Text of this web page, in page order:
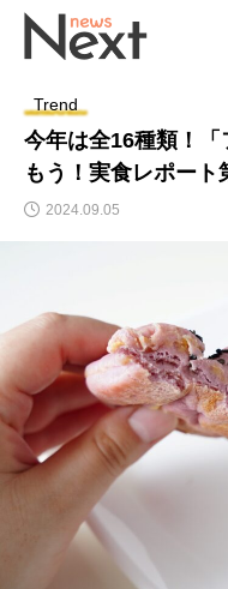
Trend
今年は全16種類！
もう！実食レポート
2024.09.05